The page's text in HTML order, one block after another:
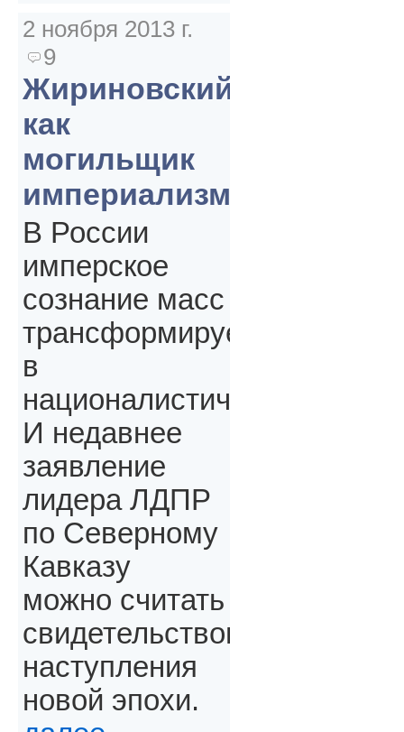
2 ноября 2013 г.
9
Жириновский
как
могильщик
империализма
В России
имперское
сознание масс
трансформируется
в
националистическое.
И недавнее
заявление
лидера ЛДПР
по Северному
Кавказу
можно считать
свидетельством
наступления
новой эпохи.